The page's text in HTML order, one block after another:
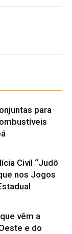
para
Civil “Judô
nos Jogos
vêm a
e do